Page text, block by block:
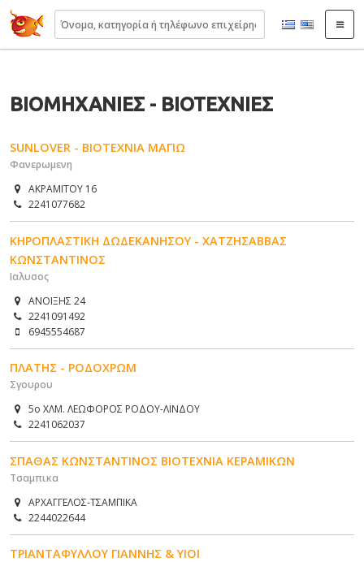
22410.gr
ΒΙΟΜΗΧΑΝΙΕΣ - ΒΙΟΤΕΧΝΙΕΣ
SUNLOVER - ΒΙΟΤΕΧΝΙΑ ΜΑΓΙΩ
Φανερωμενη
ΑΚΡΑΜΙΤΟΥ 16
2241077682
ΚΗΡΟΠΛΑΣΤΙΚΗ ΔΩΔΕΚΑΝΗΣΟΥ - ΧΑΤΖΗΣΑΒΒΑΣ
ΚΩΝΣΤΑΝΤΙΝΟΣ
Ιαλυσος
ΑΝΟΙΞΗΣ 24
2241091492
6945554687
ΠΛΑΤΗΣ - ΡΟΔΟΧΡΩΜ
Σγουρου
5ο ΧΛΜ. ΛΕΩΦΟΡΟΣ ΡΟΔΟΥ-ΛΙΝΔΟΥ
2241062037
ΣΠΑΘΑΣ ΚΩΝΣΤΑΝΤΙΝΟΣ ΒΙΟΤΕΧΝΙΑ ΚΕΡΑΜΙΚΩΝ
Τσαμπικα
ΑΡΧΑΓΓΕΛΟΣ-ΤΣΑΜΠΙΚΑ
2244022644
ΤΡΙΑΝΤΑΦΥΛΛΟΥ ΓΙΑΝΝΗΣ & ΥΙΟΙ